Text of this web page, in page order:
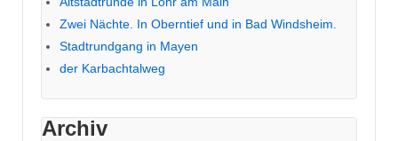
Zwei Nächte. In Oberntief und in Bad Windsheim.
Stadtrundgang in Mayen
der Karbachtalweg
Archiv